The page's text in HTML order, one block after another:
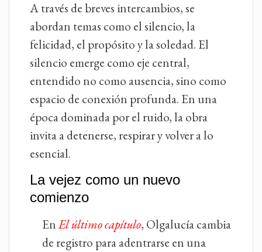
A través de breves intercambios, se
abordan temas como el silencio, la
felicidad, el propósito y la soledad. El
silencio emerge como eje central,
entendido no como ausencia, sino como
espacio de conexión profunda. En una
época dominada por el ruido, la obra
invita a detenerse, respirar y volver a lo
esencial.
La vejez como un nuevo
comienzo
EnEl último capítulo, Olgalucía cambia
de registro para adentrarse en una